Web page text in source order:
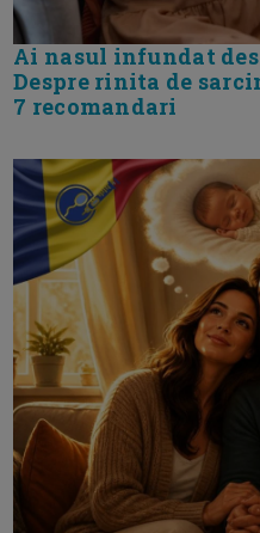
Ai nasul infundat
Despre rinita de
7 recomandari